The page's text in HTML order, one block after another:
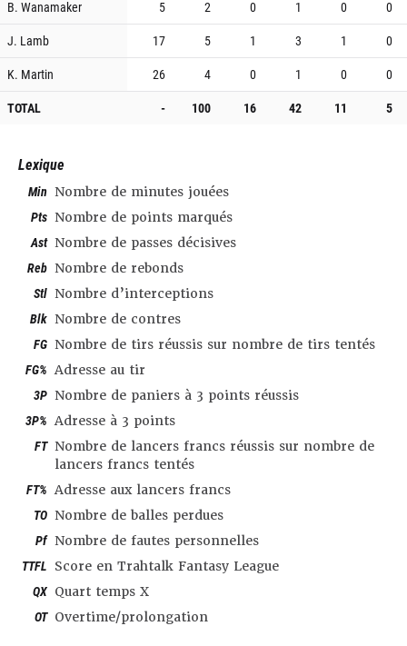
B. Wanamaker
5 2 0 1 0
0
J. Lamb
17 5 1 3 1
0
K. Martin
26 4 0 1 0
0
TOTAL
- 100 16 42 11 5
Lexique
Min Nombre de minutes jouées
Pts Nombre de points marqués
Ast Nombre de passes décisives
Reb Nombre de rebonds
Stl Nombre d’interceptions
Blk Nombre de contres
FG Nombre de tirs réussis sur nombre de tirs tentés
FG% Adresse au tir
3P Nombre de paniers à 3 points réussis
3P% Adresse à 3 points
FT Nombre de lancers francs réussis sur nombre de
lancers francs tentés
FT% Adresse aux lancers francs
TO Nombre de balles perdues
Pf Nombre de fautes personnelles
TTFL Score en Trahtalk Fantasy League
QX Quart temps X
OT Overtime/prolongation